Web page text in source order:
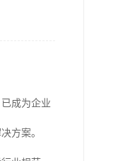
成为企业
方案。